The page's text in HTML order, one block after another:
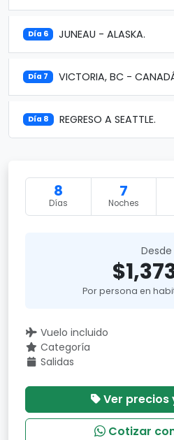
Día 6 JUNEAU - ALASKA.
Día 7 VICTORIA, BC -
Día 8 REGRESO A SEATTLE.
8
Días
7
Noches
Desde
Por persona en
Vuelo incluido
Categoría
Salidas
Ver precios
Cotizar